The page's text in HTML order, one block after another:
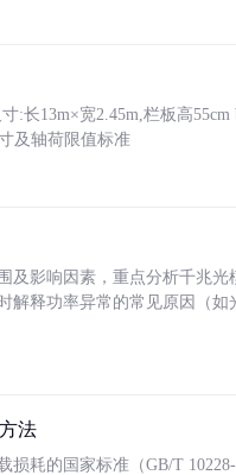
:长13m×宽2.45m,栏板高
及轴荷限值标准
及影响因素，重点分析千兆
解释功率异常的常见原因（
法
耗的国家标准（GB/T